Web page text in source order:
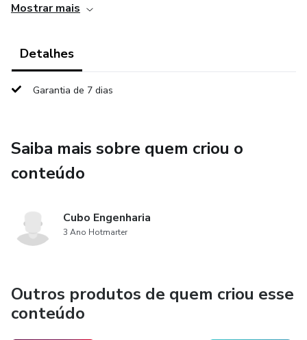
⚖️ Confiabilidade jurídica
Mostrar mais
Detalhes
Garantia de 7 dias
Saiba mais sobre quem criou o
conteúdo
Cubo Engenharia
3 Ano Hotmarter
Outros produtos de quem criou esse
conteúdo